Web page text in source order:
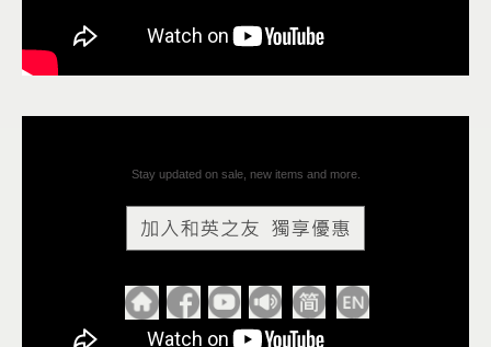
Stay updated on sale, new items and more.